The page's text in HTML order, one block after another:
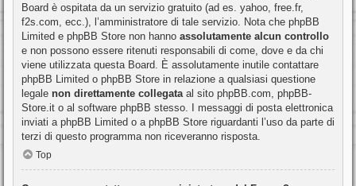
Board è ospitata da un servizio gratuito (ad es. yahoo, free.fr,
f2s.com, ecc.), l’amministratore di tale servizio. Nota che phpBB
Limited e phpBB Store non hanno assolutamente alcun controllo
e non possono essere ritenuti responsabili di come, dove e da chi
viene utilizzata questa Board. È assolutamente inutile contattare
phpBB Limited o phpBB Store in relazione a qualsiasi questione
legale non direttamente collegata al sito phpBB.com, phpBB-
Store.it o al software phpBB stesso. I messaggi di posta elettronica
inviati a phpBB Limited o a phpBB Store riguardanti l’uso da parte di
terzi di questo programma non riceveranno risposta.
Top